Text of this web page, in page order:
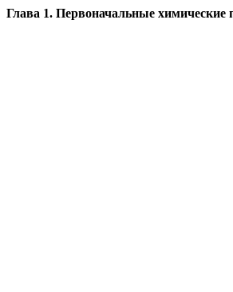
Глава 1. Первоначальные